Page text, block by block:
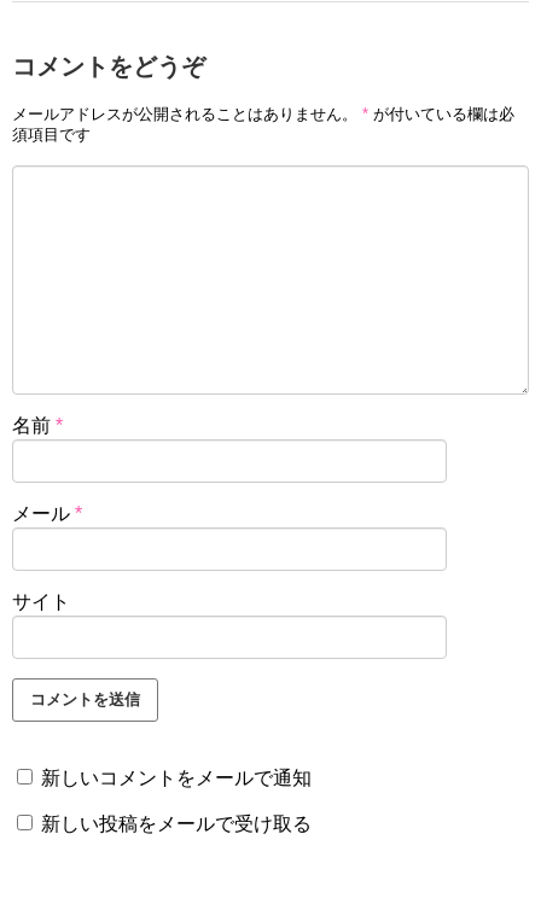
コメントをどうぞ
メールアドレスが公開されることはありません。 * が付いている欄は必
須項目です
名前 *
メール *
サイト
新しいコメントをメールで通知
新しい投稿をメールで受け取る